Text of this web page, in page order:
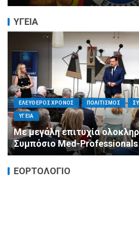
ΥΓΕΙΑ
ΕΛΕΥΘΕΡΟΣ ΧΡΟΝΟΣ ΟΙΚΟΝΟΜΙΑ
Καταστροφικές δαπάνες
αντιμετώπισή τους
ΕΟΡΤΟΛΟΓΙΟ